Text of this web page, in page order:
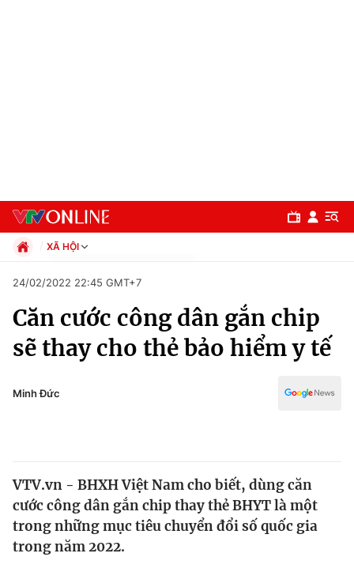
Chuyên mục
Chính trị
Y tế
Thế giới
XÃ HỘI
Xã hội
Pháp luật
Thể thao
Văn hóa - Giải trí
Giáo dục
24/02/2022 22:45 GMT+7
Căn cước công dân gắn chip
sẽ thay cho thẻ bảo hiểm y tế
Minh Đức
VTV.vn - BHXH Việt Nam cho biết, dùng căn
cước công dân gắn chip thay thẻ BHYT là một
trong những mục tiêu chuyển đổi số quốc gia
trong năm 2022.